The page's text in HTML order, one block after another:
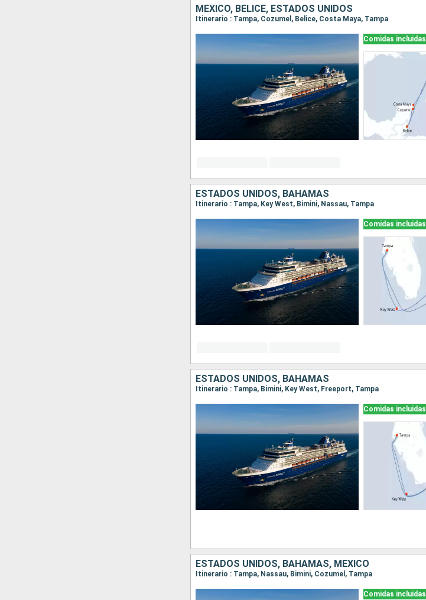
MÉXICO, BELICE, ESTADOS UNIDOS
Itinerario : Tampa, Cozumel, Belice, Costa Maya, Tampa
Comidas incluidas
ESTADOS UNIDOS, BAHAMAS
Itinerario : Tampa, Key West, Bimini, Nassau, Tampa
Comidas incluidas
ESTADOS UNIDOS, BAHAMAS
Itinerario : Tampa, Bimini, Key West, Freeport, Tampa
Comidas incluidas
ESTADOS UNIDOS, BAHAMAS, MÉXICO
Itinerario : Tampa, Nassau, Bimini, Cozumel, Tampa
Comidas incluidas